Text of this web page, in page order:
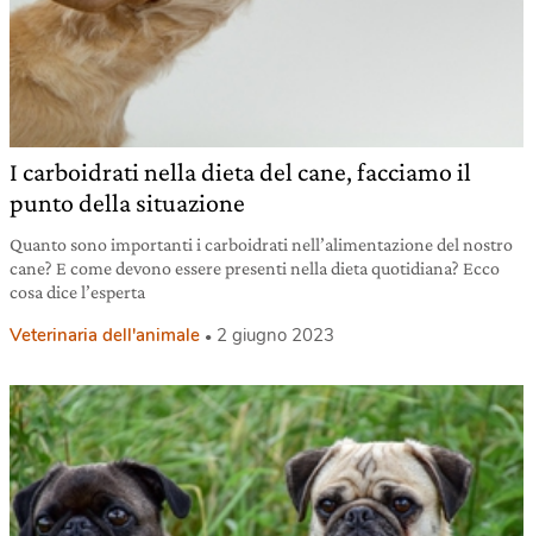
I carboidrati nella dieta del cane, facciamo il
punto della situazione
Quanto sono importanti i carboidrati nell’alimentazione del nostro
cane? E come devono essere presenti nella dieta quotidiana? Ecco
cosa dice l’esperta
Veterinaria dell'animale 2 giugno 2023